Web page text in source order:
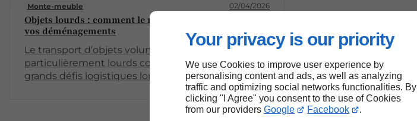
Your privacy is our priority
We use Cookies to improve user experience by
personalising content and ads, as well as analyzing
traffic and optimizing social networks functionalities. By
clicking "I Agree" you consent to the use of Cookies
from our providers Google Facebook .
Monte-meuble 02/04/2026
Objets lourds : comment le monte-meuble sécurise
vos déménagements
Le transport d’objets volumineux ou
particulièrement lourds constitue l'un des plus
grands défis logistiques lors d'un changement de
domicile. Les escaliers étroits, les paliers exigus et
les ascenseurs de petite taille deviennent de
véritables obstacles. Face à ces contraintes,